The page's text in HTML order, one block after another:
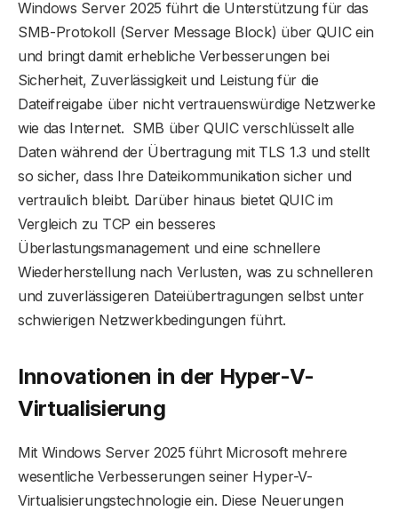
Windows Server 2025 führt die Unterstützung für das
SMB-Protokoll (Server Message Block) über QUIC ein
und bringt damit erhebliche Verbesserungen bei
Sicherheit, Zuverlässigkeit und Leistung für die
Dateifreigabe über nicht vertrauenswürdige Netzwerke
wie das Internet. SMB über QUIC verschlüsselt alle
Daten während der Übertragung mit TLS 1.3 und stellt
so sicher, dass Ihre Dateikommunikation sicher und
vertraulich bleibt. Darüber hinaus bietet QUIC im
Vergleich zu TCP ein besseres
Überlastungsmanagement und eine schnellere
Wiederherstellung nach Verlusten, was zu schnelleren
und zuverlässigeren Dateiübertragungen selbst unter
schwierigen Netzwerkbedingungen führt.
Innovationen in der Hyper-V-
Virtualisierung
Mit Windows Server 2025 führt Microsoft mehrere
wesentliche Verbesserungen seiner Hyper-V-
Virtualisierungstechnologie ein. Diese Neuerungen